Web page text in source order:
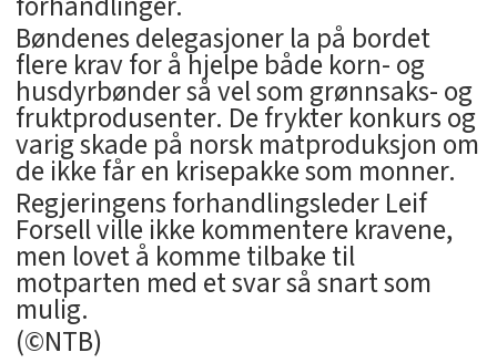
Bøndenes delegasjoner la på bordet
flere krav for å hjelpe både korn- og
husdyrbønder så vel som grønnsaks- og
fruktprodusenter. De frykter konkurs og
varig skade på norsk matproduksjon om
de ikke får en krisepakke som monner.
Regjeringens forhandlingsleder Leif
Forsell ville ikke kommentere kravene,
men lovet å komme tilbake til
motparten med et svar så snart som
mulig.
(©NTB)